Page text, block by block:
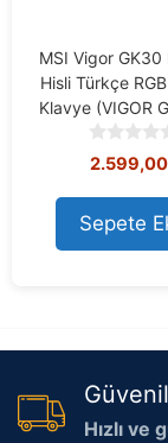
MSI Vigor GK30
Hisli Türkçe
Klavye (VIGOR
0
o
u
t
o
f
2.599,00
Sepete
Hızlı ve